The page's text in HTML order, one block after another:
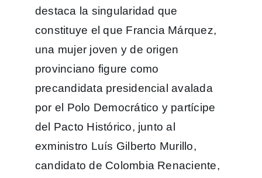
destaca la singularidad que
constituye el que Francia Márquez,
una mujer joven y de origen
provinciano figure como
precandidata presidencial avalada
por el Polo Democrático y partícipe
del Pacto Histórico, junto al
exministro Luís Gilberto Murillo,
candidato de Colombia Renaciente,